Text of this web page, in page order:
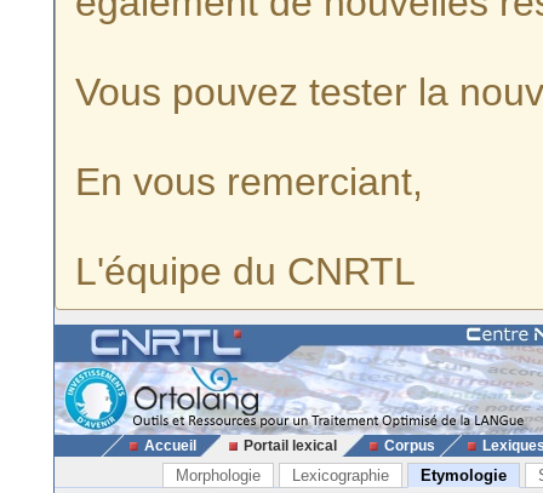
Vous pouvez tester la
En vous remerciant,
L'équipe du CNRTL
Accueil Portail lexical Corpus
Morphologie Lexicographie Etymologie